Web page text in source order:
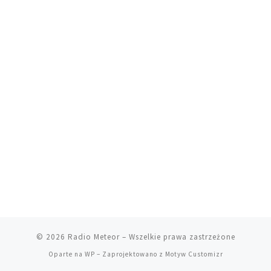
© 2026 Radio Meteor– Wszelkie prawa zastrzeżone
Oparte na WP – Zaprojektowano z Motyw Customizr